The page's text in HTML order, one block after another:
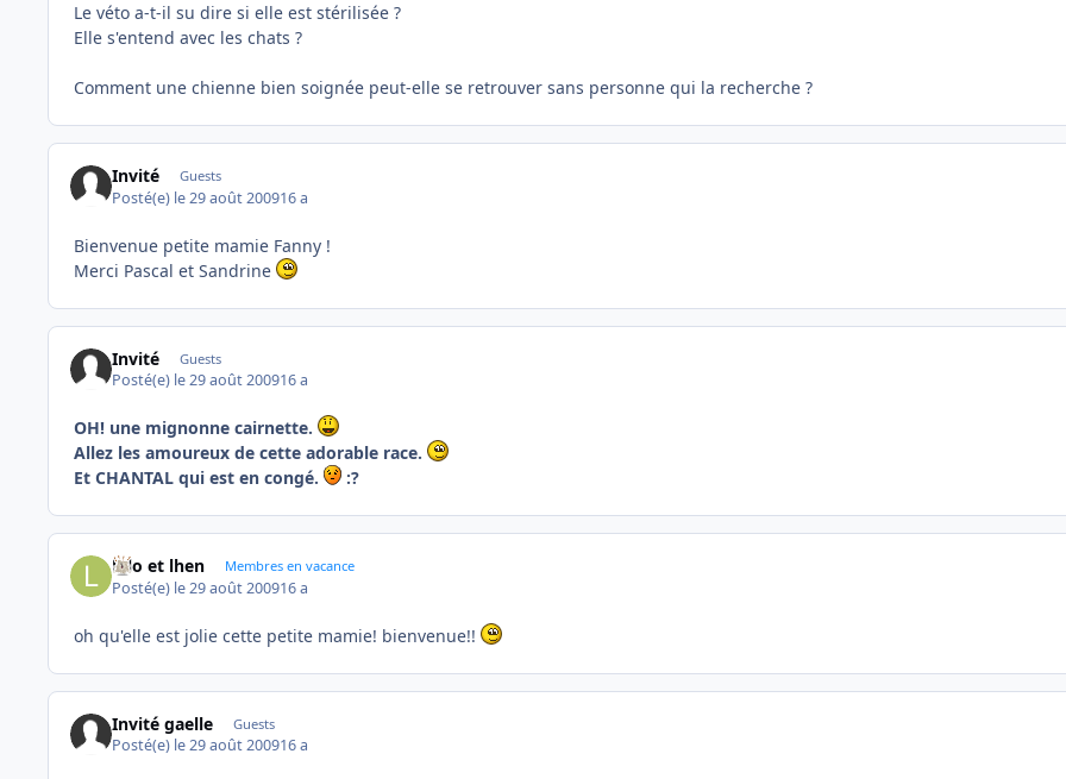
Le véto a-t-il su dire si elle est stérilisée ?
Elle s'entend avec les chats ?
Comment une chienne bien soignée peut-elle se retrouver sans personne qui la recherche ?
Invité Guests
Posté(e) le 29 août 200916 a
Bienvenue petite mamie Fanny !
Merci Pascal et Sandrine
Invité Guests
Posté(e) le 29 août 200916 a
OH! une mignonne cairnette.
Allez les amoureux de cette adorable race.
Et CHANTAL qui est en congé.
:?
lolo et lhen Membres en vacance
Posté(e) le 29 août 200916 a
oh qu'elle est jolie cette petite mamie! bienvenue!!
Invité gaelle Guests
Posté(e) le 29 août 200916 a